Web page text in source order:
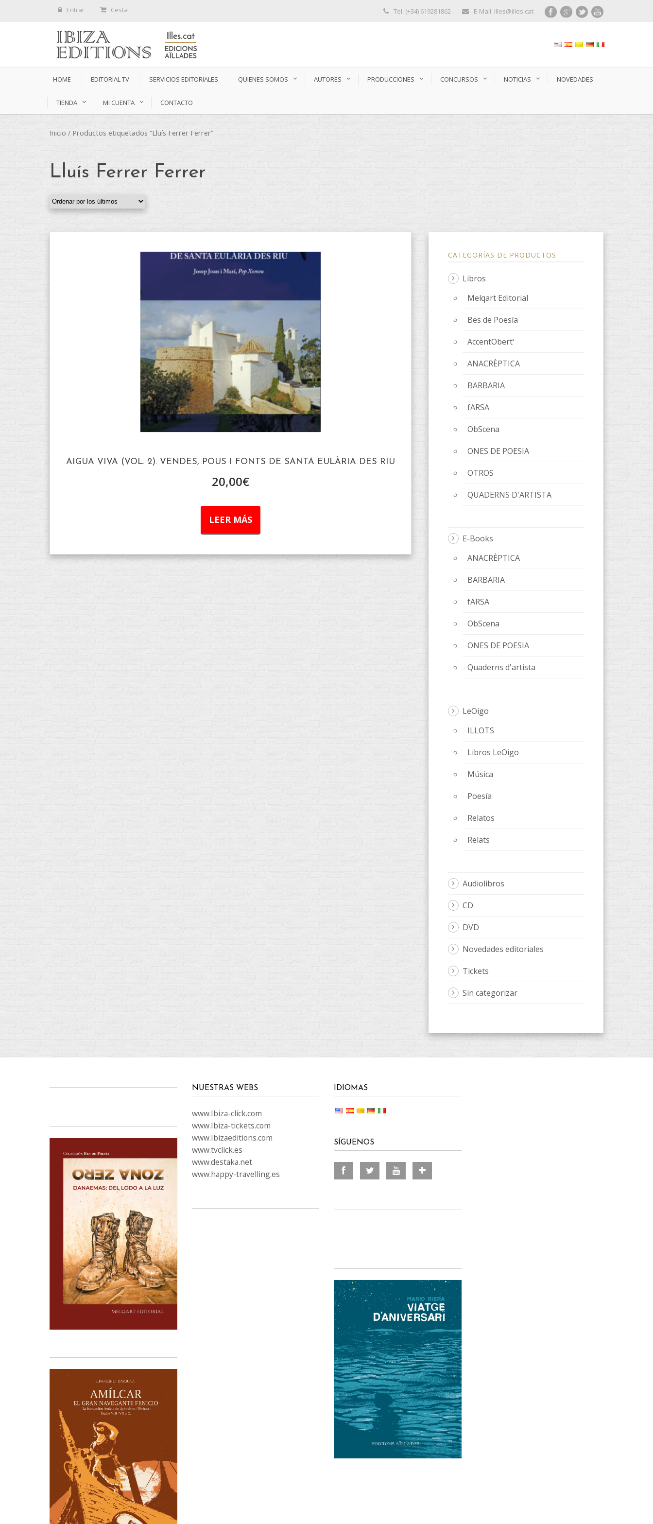
Entrar Cesta Tel: (+34) 619281862 E-Mail: illes@illes.cat
HOME EDITORIAL TV SERVICIOS EDITORIALES QUIENES SOMOS AUTORES PRODUCCIONES CONCURSOS NOTICIAS NOVEDADES
TIENDA MI CUENTA CONTACTO
Inicio / Productos etiquetados “Lluís Ferrer Ferrer”
Lluís Ferrer Ferrer
AIGUA VIVA (VOL. 2). VENDES, POUS I FONTS DE SANTA EULÀRIA DES RIU
20,00€
LEER MÁS
CATEGORÍAS DE PRODUCTOS
Libros
Melqart Editorial
Bes de Poesía
AccentObert'
ANACRÈPTICA
BARBARIA
fARSA
ObScena
ONES DE POESIA
OTROS
QUADERNS D'ARTISTA
E-Books
ANACRÈPTICA
BARBARIA
fARSA
ObScena
ONES DE POESIA
Quaderns d'artista
LeOigo
ILLOTS
Libros LeOigo
Música
Poesía
Relatos
Relats
Audiolibros
CD
DVD
Novedades editoriales
Tickets
Sin categorizar
NUESTRAS WEBS
www.Ibiza-click.com
www.Ibiza-tickets.com
www.Ibizaeditions.com
www.tvclick.es
www.destaka.net
www.happy-travelling.es
IDIOMAS
SÍGUENOS